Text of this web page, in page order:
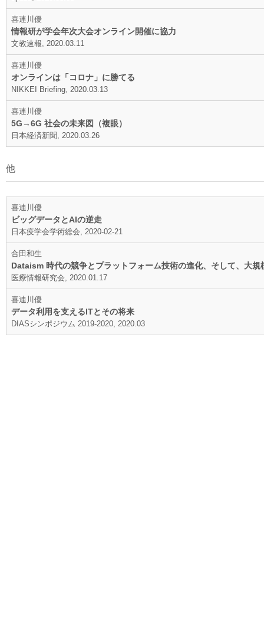
喜連川優
情報研が学会年次大会オンライン開催に協力
文教速報, 2020.03.11
喜連川優
オンラインは「コロナ」に勝てる
NIKKEI Briefing, 2020.03.13
喜連川優
5G→6G 社会の未来図（複眼）
日本経済新聞, 2020.03.26
他
喜連川優
ビッグデータとAIの逆走
日本疫学会学術総会, 2020-02-21
合田和生
Dataism 時代の競争とプラットフォーム技術の進化、そして、大
医療情報研究会, 2020.01.17
喜連川優
データ利用を支えるITとその将来
DIASシンポジウム 2019-2020, 2020.03